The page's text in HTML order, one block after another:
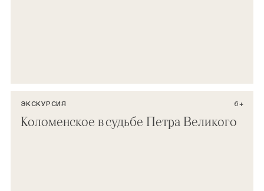
ЭКСКУРСИЯ 6+
Коломенское в судьбе Петра Великого